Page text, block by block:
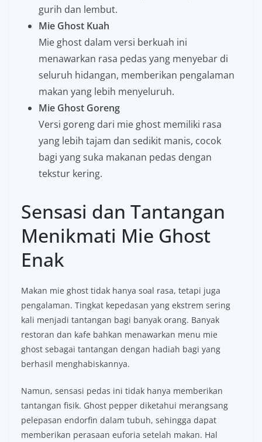
gurih dan lembut.
Mie Ghost Kuah
Mie ghost dalam versi berkuah ini
menawarkan rasa pedas yang menyebar di
seluruh hidangan, memberikan pengalaman
makan yang lebih menyeluruh.
Mie Ghost Goreng
Versi goreng dari mie ghost memiliki rasa
yang lebih tajam dan sedikit manis, cocok
bagi yang suka makanan pedas dengan
tekstur kering.
Sensasi dan Tantangan
Menikmati Mie Ghost
Enak
Makan mie ghost tidak hanya soal rasa, tetapi juga
pengalaman. Tingkat kepedasan yang ekstrem sering
kali menjadi tantangan bagi banyak orang. Banyak
restoran dan kafe bahkan menawarkan menu mie
ghost sebagai tantangan dengan hadiah bagi yang
berhasil menghabiskannya.
Namun, sensasi pedas ini tidak hanya memberikan
tantangan fisik. Ghost pepper diketahui merangsang
pelepasan endorfin dalam tubuh, sehingga dapat
memberikan perasaan euforia setelah makan. Hal